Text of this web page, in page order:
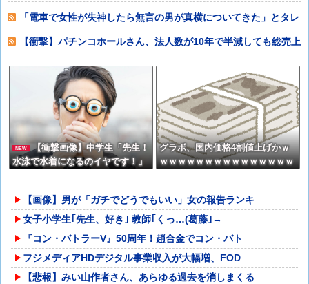
「電車で女性が失神したら無言の男が真横についてきた」とタレ
ントが主張、虚
【衝撃】パチンコホールさん、法人数が10年で半減しても総売上
NEW
【衝撃画像】中学生「先生！
水泳で水着になるのイヤです！」
w w
グラボ、国内価格4割値上げかｗ
ｗｗｗｗｗｗｗｗｗｗｗｗｗｗｗ
【画像】男が「ガチでどうでもいい」女の報告ランキ
女子小学生｢先生、好き｣ 教師｢くっ…(葛藤｣→
『コン・バトラーV』50周年！趙合金でコン・バト
フジメディアHDデジタル事業収入が大幅増、FOD
【悲報】みい山作者さん、あらゆる過去を消しまくる